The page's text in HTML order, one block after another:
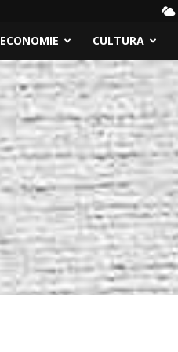
ECONOMIE CULTURA